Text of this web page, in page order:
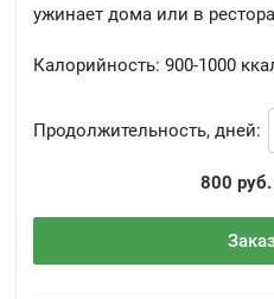
ужинает дома или в
Калорийность: 900-1000
Продолжительность, дней:
800